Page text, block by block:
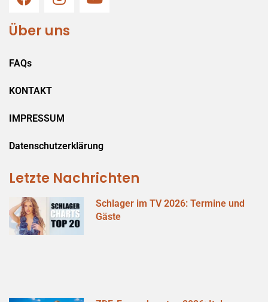
Über uns
FAQs
KONTAKT
IMPRESSUM
Datenschutzerklärung
Letzte Nachrichten
Schlager im TV 2026: Termine und
Gäste